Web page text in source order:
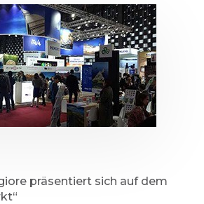
präsentiert sich auf dem